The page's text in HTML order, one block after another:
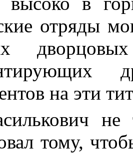
отряды
на эти
тому,